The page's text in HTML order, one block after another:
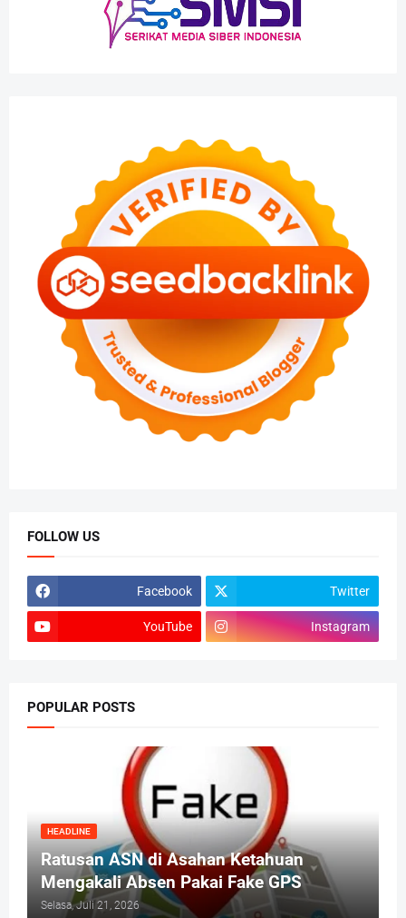
FOLLOW US
Facebook Twitter
YouTube Instagram
POPULAR POSTS
HEADLINE
Ratusan ASN di Asahan Ketahuan
Mengakali Absen Pakai Fake GPS
Selasa, Juli 21, 2026